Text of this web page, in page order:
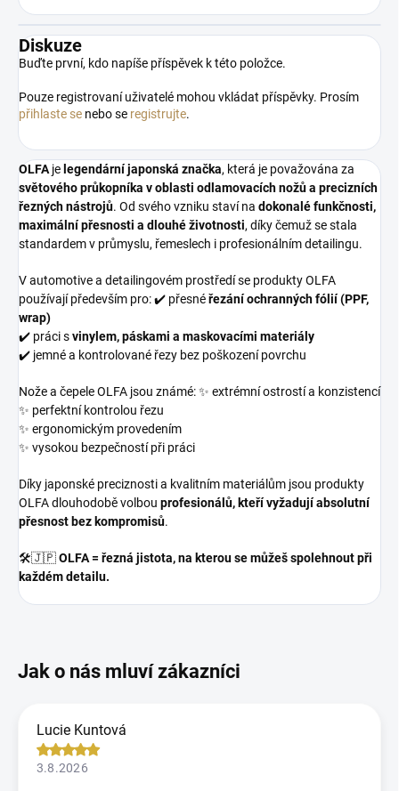
Diskuze
Buďte první, kdo napíše příspěvek k této položce.
Pouze registrovaní uživatelé mohou vkládat příspěvky. Prosím
přihlaste se nebo se registrujte.
OLFA je legendární japonská značka, která je považována za
světového průkopníka v oblasti odlamovacích nožů a precizních
řezných nástrojů. Od svého vzniku staví na dokonalé funkčnosti,
maximální přesnosti a dlouhé životnosti, díky čemuž se stala
standardem v průmyslu, řemeslech i profesionálním detailingu.
V automotive a detailingovém prostředí se produkty OLFA
používají především pro: ✔️ přesnéřezání ochranných fólií (PPF,
wrap)
✔️ práci svinylem, páskami a maskovacími materiály
✔️ jemné a kontrolované řezy bez poškození povrchu
Nože a čepele OLFA jsou známé: ✨ extrémní ostrostí a konzistencí
✨ perfektní kontrolou řezu
✨ ergonomickým provedením
✨ vysokou bezpečností při práci
Díky japonské preciznosti a kvalitním materiálům jsou produkty
OLFA dlouhodobě volbou profesionálů, kteří vyžadují absolutní
přesnost bez kompromisů.
🛠️🇯🇵OLFA = řezná jistota, na kterou se můžeš spolehnout při
každém detailu.
Lucie Kuntová
3.8.2026